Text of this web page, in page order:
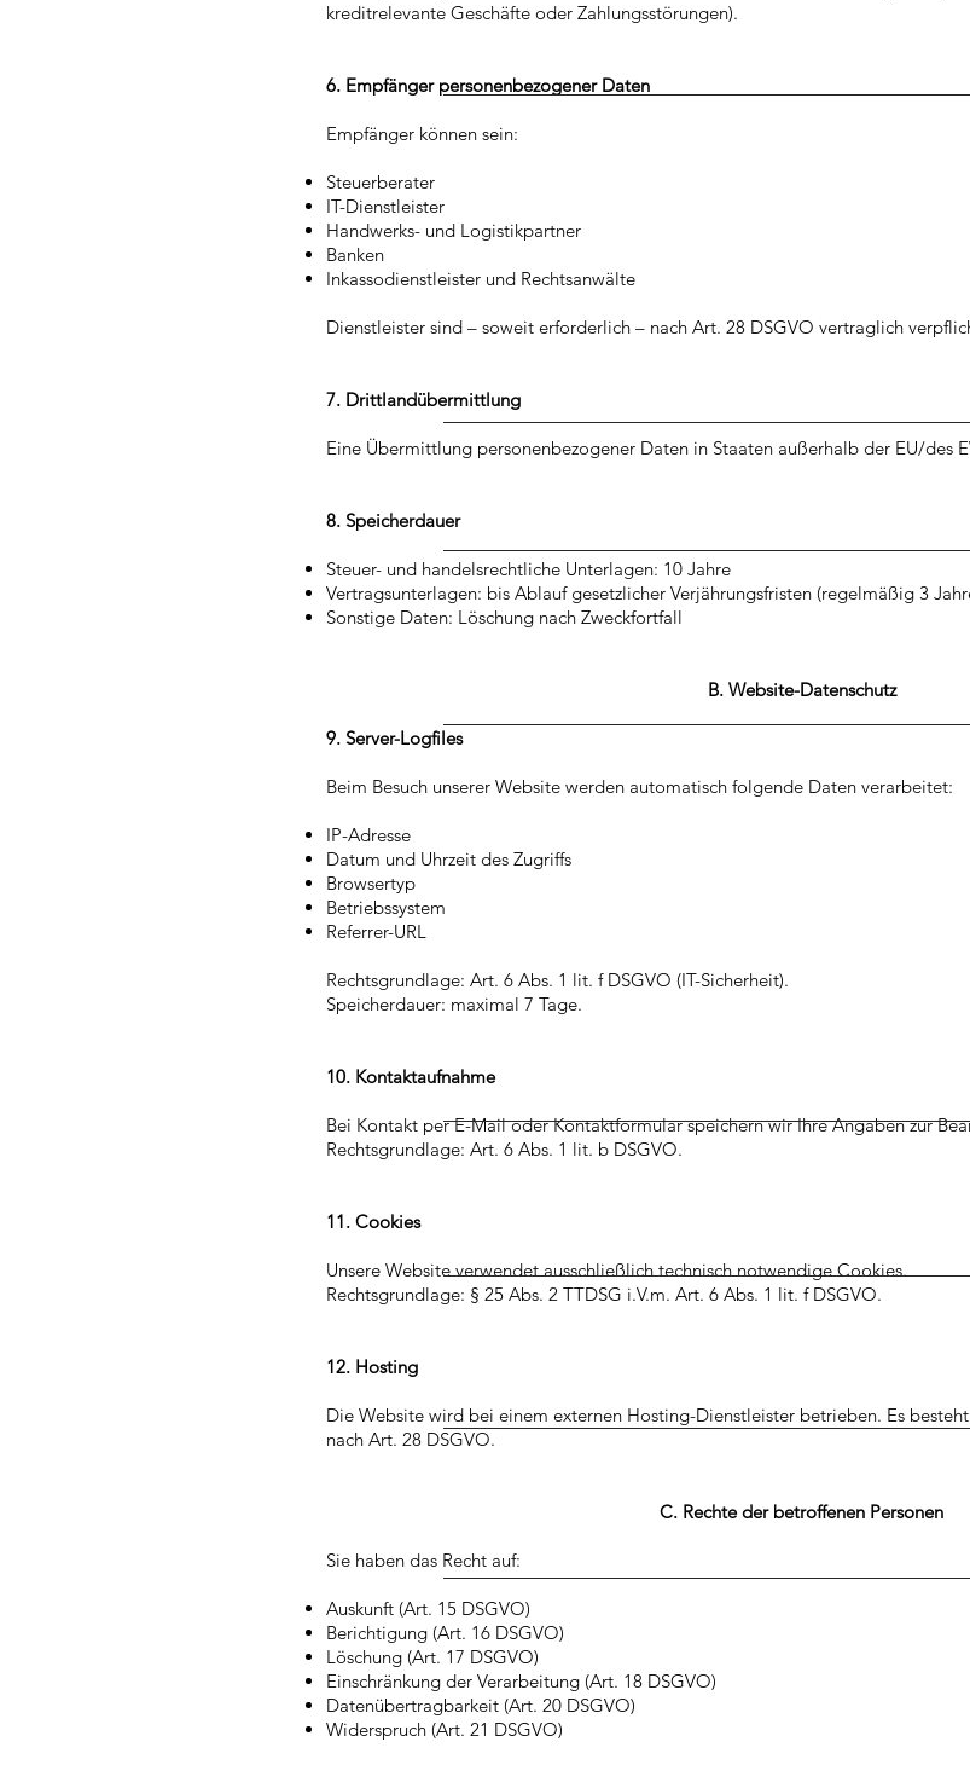
kreditrelevante Geschäfte oder Zahlungsstörungen).
6. Empfänger personenbezogener Daten
Empfänger können sein:
Steuerberater
IT-Dienstleister
Handwerks- und Logistikpartner
Banken
Inkassodienstleister und Rechtsanwälte
Dienstleister sind – soweit erforderlich – nach Art. 28 DSGVO vertraglich
7. Drittlandübermittlung
Eine Übermittlung personenbezogener Daten in Staaten außerhalb der EU/des
8. Speicherdauer
Steuer- und handelsrechtliche Unterlagen: 10 Jahre
Vertragsunterlagen: bis Ablauf gesetzlicher Verjährungsfristen (regelmäßig 3
Sonstige Daten: Löschung nach Zweckfortfall
B. Website-Datenschutz
9. Server-Logfiles
Beim Besuch unserer Website werden automatisch folgende Daten verarbeitet:
IP-Adresse
Datum und Uhrzeit des Zugriffs
Browsertyp
Betriebssystem
Referrer-URL
Rechtsgrundlage: Art. 6 Abs. 1 lit. f DSGVO (IT-Sicherheit).
Speicherdauer: maximal 7 Tage.
10. Kontaktaufnahme
Bei Kontakt per E-Mail oder Kontaktformular speichern wir Ihre Angaben zur
Rechtsgrundlage: Art. 6 Abs. 1 lit. b DSGVO.
11. Cookies
Unsere Website verwendet ausschließlich technisch notwendige Cookies.
Rechtsgrundlage: § 25 Abs. 2 TTDSG i.V.m. Art. 6 Abs. 1 lit. f DSGVO.
12. Hosting
Die Website wird bei einem externen Hosting-Dienstleister betrieben. Es
nach Art. 28 DSGVO.
C. Rechte der betroffenen Personen
Sie haben das Recht auf:
Auskunft (Art. 15 DSGVO)
Berichtigung (Art. 16 DSGVO)
Löschung (Art. 17 DSGVO)
Einschränkung der Verarbeitung (Art. 18 DSGVO)
Datenübertragbarkeit (Art. 20 DSGVO)
Widerspruch (Art. 21 DSGVO)